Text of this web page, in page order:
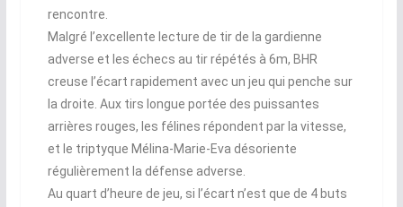
rencontre.
Malgré l’excellente lecture de tir de la gardienne
adverse et les échecs au tir répétés à 6m, BHR
creuse l’écart rapidement avec un jeu qui penche sur
la droite. Aux tirs longue portée des puissantes
arrières rouges, les félines répondent par la vitesse,
et le triptyque Mélina-Marie-Eva désoriente
régulièrement la défense adverse.
Au quart d’heure de jeu, si l’écart n’est que de 4 buts